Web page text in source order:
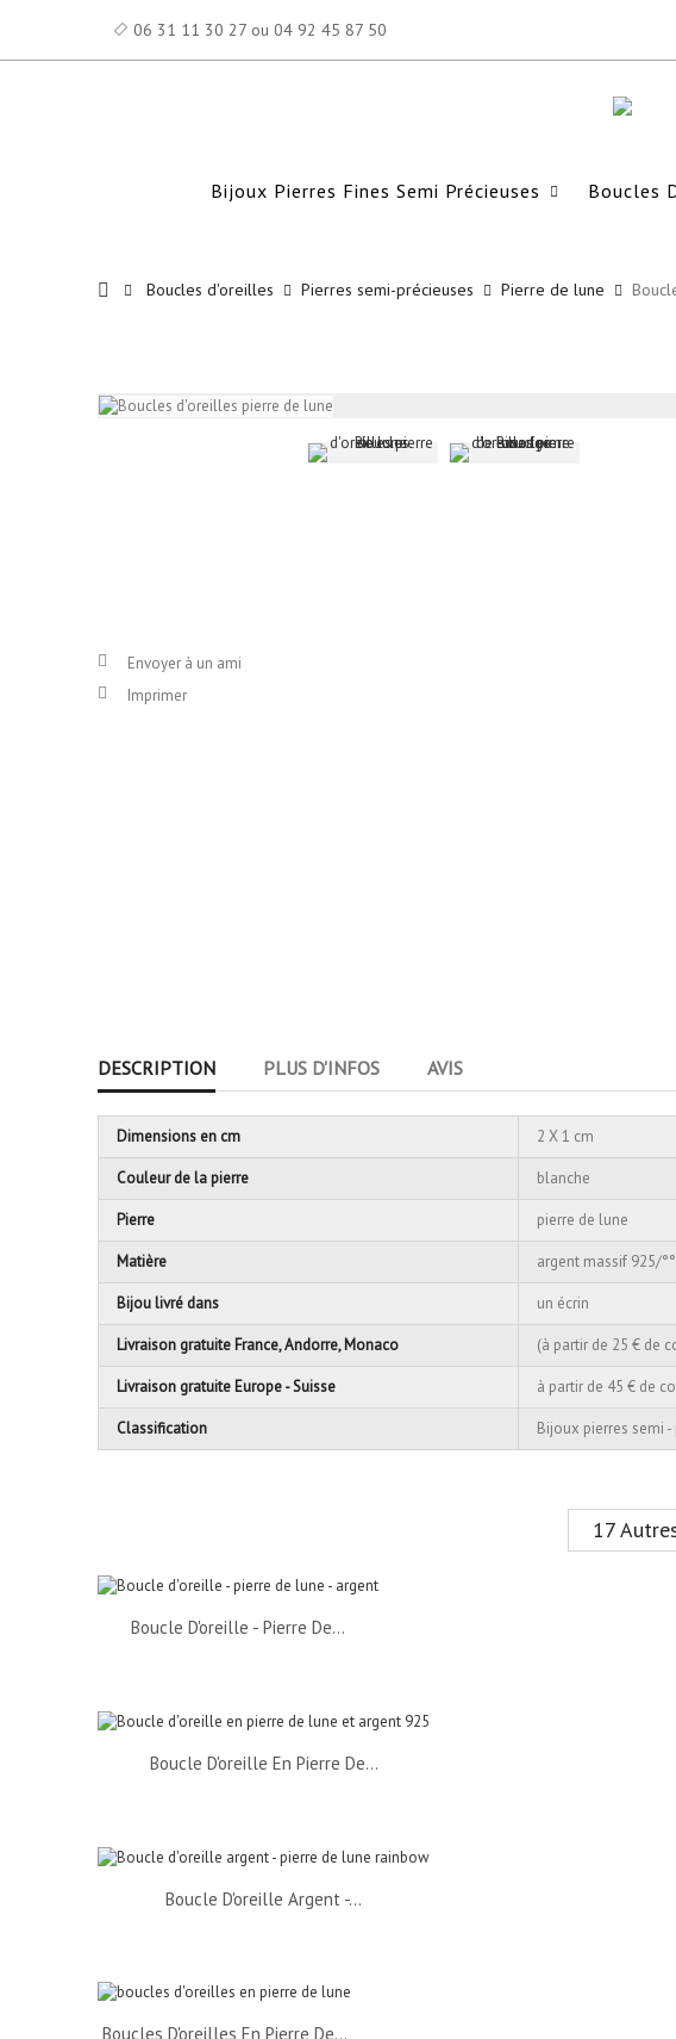
06 31 11 30 27 ou 04 92 45 87 50
Bijoux Pierres Fines Semi Précieuses Boucles
Boucles d'oreilles Pierres semi-précieuses Pierre de lune
Envoyer à un ami
Imprimer
DESCRIPTION PLUS D'INFOS AVIS
Dimensions en cm 2 X 1 cm
Couleur de la pierre blanche
Pierre pierre de lune
Matière argent massif 925/°°
Bijou livré dans un écrin
Livraison gratuite France, Andorre, Monaco (à partir de 25 € de
Livraison gratuite Europe - Suisse à partir de 45 € de
Classification Bijoux pierres semi -
17
Boucle D'oreille - Pierre De...
Boucle D'oreille En Pierre De...
Boucle D'oreille Argent -...
Boucles D'oreilles En Pierre De...